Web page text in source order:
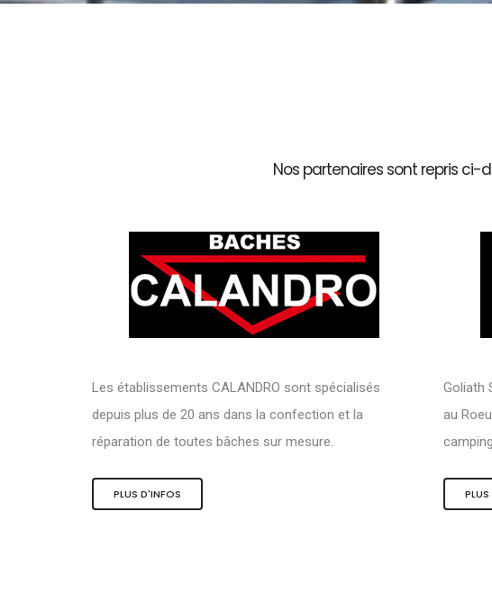
Nos partenaires sont repris ci-
Les établissements CALANDRO sont spécialisés
depuis plus de 20 ans dans la confection et la
réparation de toutes bâches sur mesure.
PLUS D'INFOS
Goliath
au